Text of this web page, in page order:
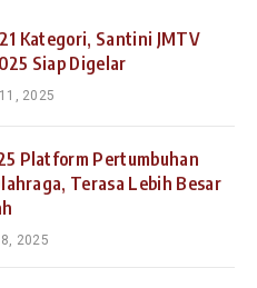
Kategori, Santini JMTV
Siap Digelar
2025
Platform Pertumbuhan
Terasa Lebih Besar
8, 2025